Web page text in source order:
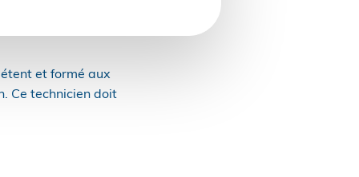
et formé aux
Ce technicien doit